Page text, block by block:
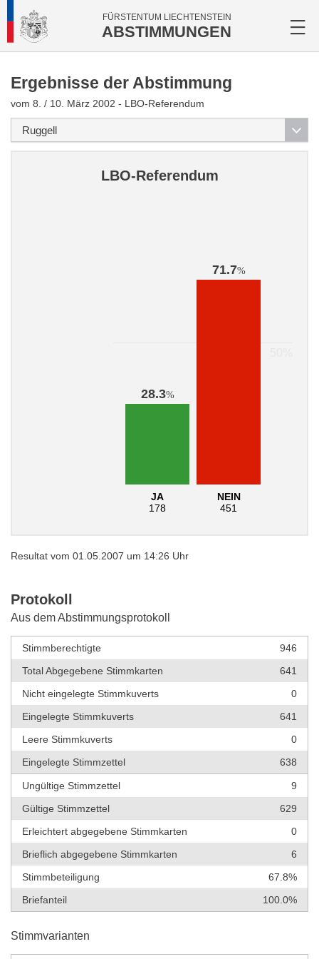
FÜRSTENTUM LIECHTENSTEIN
ABSTIMMUNGEN
Ergebnisse der Abstimmung
vom 8. / 10. März 2002 - LBO-Referendum
LBO-Referendum
28.3%
JA
178
71.7%
NEIN
451
Resultat vom 01.05.2007 um 14:26 Uhr
Protokoll
Aus dem Abstimmungsprotokoll
Stimmberechtigte
946
Total Abgegebene Stimmkarten
641
Nicht eingelegte Stimmkuverts
0
Eingelegte Stimmkuverts
641
Leere Stimmkuverts
0
Eingelegte Stimmzettel
638
Ungültige Stimmzettel
9
Gültige Stimmzettel
629
Erleichtert abgegebene Stimmkarten
0
Brieflich abgegebene Stimmkarten
6
Stimmbeteiligung
67.8%
Briefanteil
100.0%
Stimmvarianten